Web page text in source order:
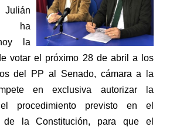
ha
la
votar el próximo 28 de abril a los
del PP al Senado, cámara a la
en exclusiva autorizar la
procedimiento previsto en el
de la Constitución, para que el